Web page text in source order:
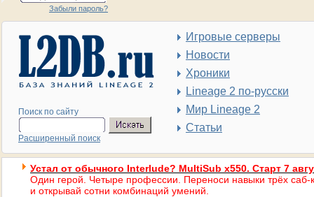
Забыли пароль?
Поиск по сайту
Расширенный поиск
Игровые серверы
Новости
Хроники
Lineage 2 по-русски
Мир Lineage 2
Статьи
Устал от обычного Interlude? MultiSub x550. Старт 7
Один герой. Четыре профессии. Переноси навыки трёх саб-
и открывай сотни комбинаций умений.